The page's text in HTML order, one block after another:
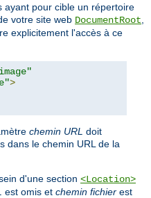
ayant pour cible un répertoire
votre site web DocumentRoot
explicitement l'accès à ce
>
chemin URL doit
dans le chemin URL de la
d'une section <Location>
est omis et chemin fichier est